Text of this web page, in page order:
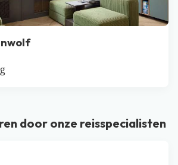
door onze reisspecialisten